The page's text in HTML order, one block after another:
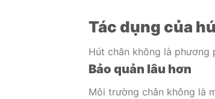
Tác dụng của
Hút chân không là
Bảo quản lâu hơn
Môi trường chân không là